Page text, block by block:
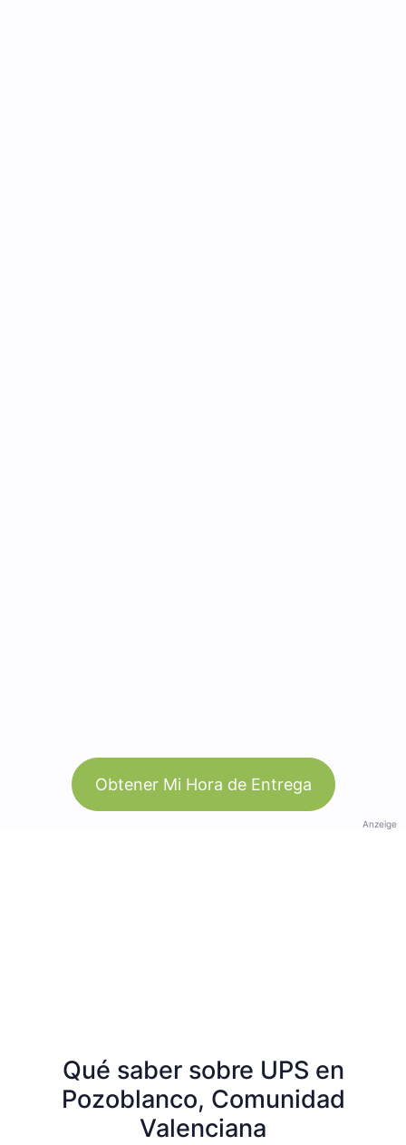
Obtener Mi Hora de Entrega
Anzeige
Qué saber sobre UPS en
Pozoblanco, Comunidad
Valenciana